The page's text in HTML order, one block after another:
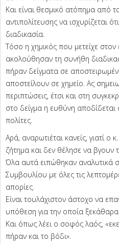
Και είναι θεσμικό ατόπημα από
αντιπολίτευσης να ισχυρίζεται
διαδικασία.
Τόσο η χημικός που μετείχε
ακολούθησαν τη συνήθη
πήραν δείγματα σε
αποστείλουν σε χημείο. Ας
περιπτώσεις, έτσι και στη
στο δείγμα η ευθύνη αποδίδεται
πολίτες.
Αρά, αναρωτιέται κανείς, γιατί ο
ζήτημα και δεν θέλησε να βγουν
Όλα αυτά ειπώθηκαν αναλυτικά
Συμβουλίου με όλες τις
απορίες.
Είναι τουλάχιστον άστοχο να
υπόθεση για την οποία ξεκάθαρα
Και όπως λέει ο σοφός λαός,
πήραν και το βόδι».